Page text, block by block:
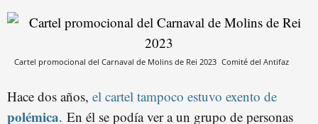
Cartel promocional del Carnaval de Molins de Rei 2023 Comité del Antifaz
Hace dos años, el cartel tampoco estuvo exento de
polémica. En él se podía ver a un grupo de personas